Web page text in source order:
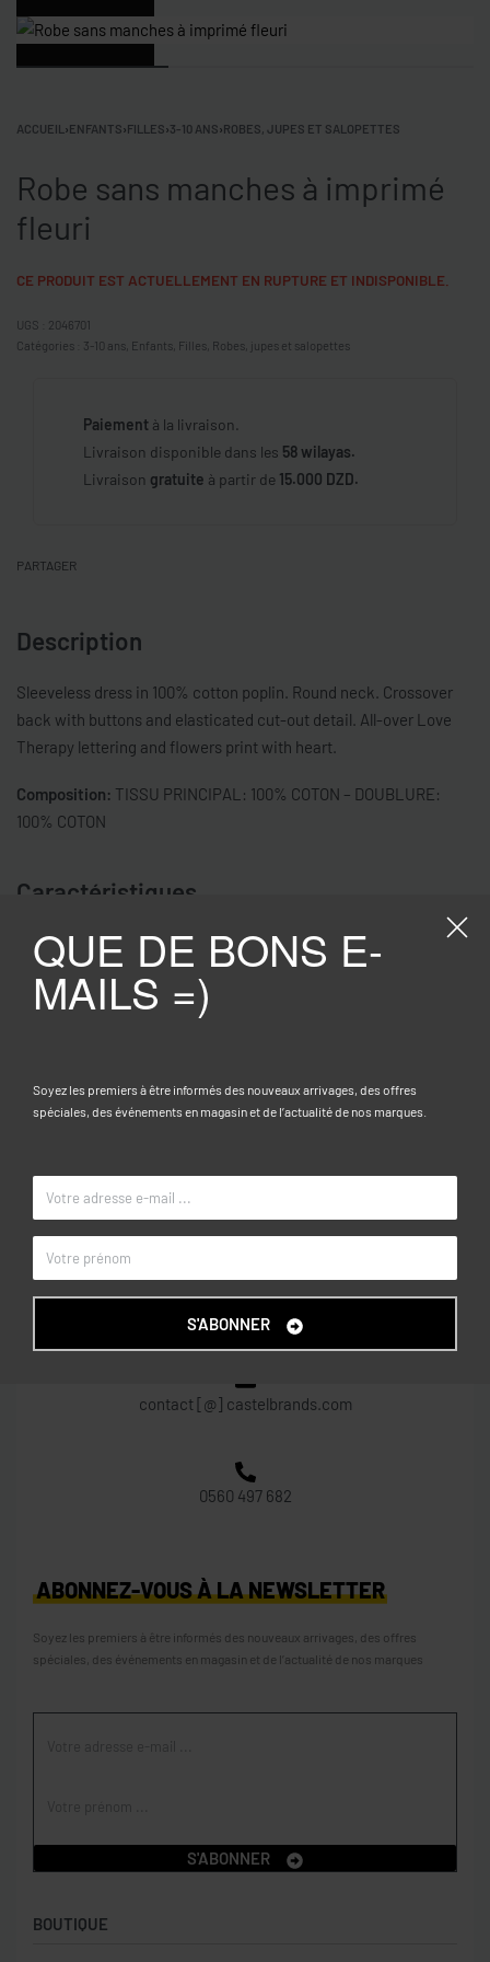
ACCUEIL ›ENFANTS›FILLES›3-10 ANS›ROBES, JUPES ET SALOPETTES
Robe sans manches à imprimé
fleuri
CE PRODUIT EST ACTUELLEMENT EN RUPTURE ET INDISPONIBLE.
2046701
Catégories : 3-10 ans Enfants Filles Robes, jupes et salopettes
Paiement à la livraison.
Livraison disponible dans les 58 wilayas.
Livraison gratuite à partir de 15.000 DZD.
PARTAGER
Description
Sleeveless dress in 100% cotton poplin. Round neck. Crossover
back with buttons and elasticated cut-out detail. All-over Love
Therapy lettering and flowers print with heart.
Composition: TISSU PRINCIPAL: 100% COTON – DOUBLURE:
100% COTON
Caractéristiques
TAILLE 3-4, 4-5, 5-6, 6-7, 7-8, 8-9, 9-10
COULEUR
CONTACT
Centre commercial Garden City, R+2, N° 215D
contact [@] castelbrands.com
0560 497 682
BOUTIQUE
ABONNEZ-VOUS À LA NEWSLETTER
Soyez les premiers à être informés des nouveaux arrivages, des offres
spéciales, des événements en magasin et de l’actualité de nos marques
S'ABONNER
QUE DE BONS E-
MAILS =)
Soyez les premiers à être informés des nouveaux arrivages, des offres
spéciales, des événements en magasin et de l’actualité de nos marques.
S'ABONNER